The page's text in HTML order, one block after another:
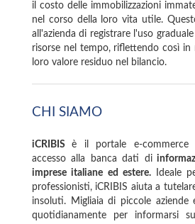
il costo delle immobilizzazioni
nel corso della loro vita utile.
all'azienda di registrare l'uso
risorse nel tempo, riflettendo così in
loro valore residuo nel bilancio.
CHI SIAMO
iCRIBISè il portale e-
accesso alla banca dati di
imprese italiane ed estere.Ideale
professionisti, iCRIBIS aiuta a
insoluti. Migliaia di piccole aziende
quotidianamente per informarsi